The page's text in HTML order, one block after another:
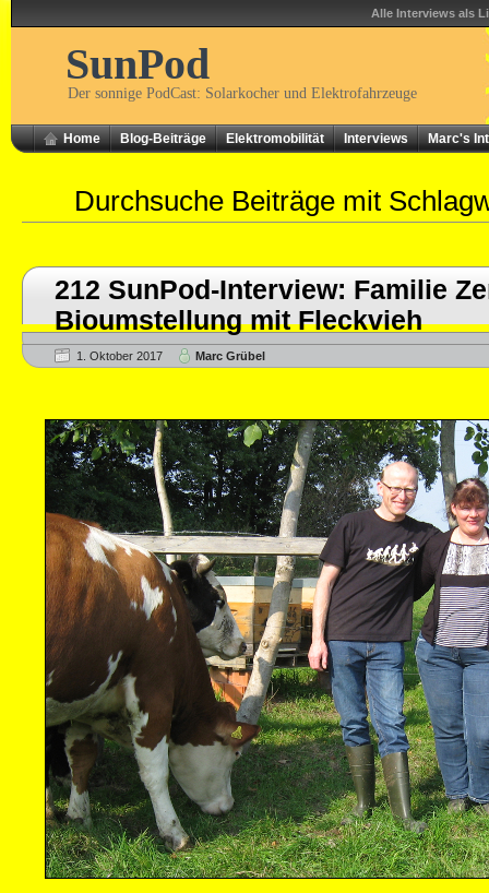
Alle Interviews als
SunPod
Der sonnige PodCast: Solarkocher und Elektrofahrzeuge
Home Blog-Beiträge Elektromobilität Interviews Marc's
Durchsuche Beiträge mit
212 SunPod-Interview: Familie
Bioumstellung mit Fleckvieh
1. Oktober 2017 Marc Grübel